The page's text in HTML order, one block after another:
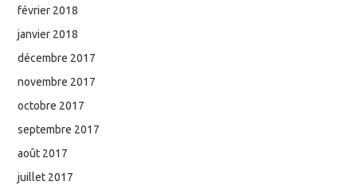
février 2018
janvier 2018
décembre 2017
novembre 2017
octobre 2017
septembre 2017
août 2017
juillet 2017